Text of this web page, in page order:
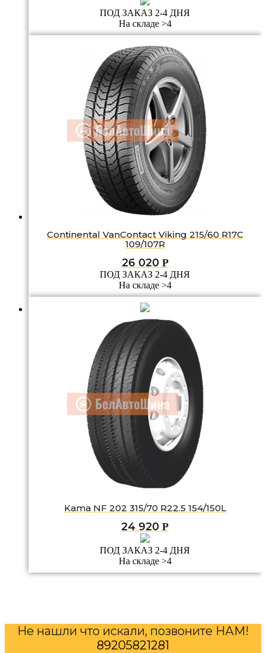
ПОД ЗАКАЗ 2-4 ДНЯ
На складе >4
Continental VanContact Viking 215/60 R17C
109/107R
26 020 Р
ПОД ЗАКАЗ 2-4 ДНЯ
На складе >4
Kama NF 202 315/70 R22.5 154/150L
24 920 Р
ПОД ЗАКАЗ 2-4 ДНЯ
На складе >4
Не нашли что искали, позвоните НАМ!
89205821281